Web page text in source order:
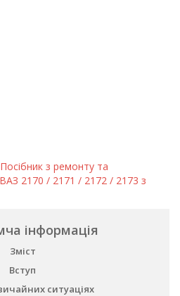
Посібник з ремонту та
2170 / 2171 / 2172 / 2173 з
інформація
Зміст
Вступ
ситуаціях